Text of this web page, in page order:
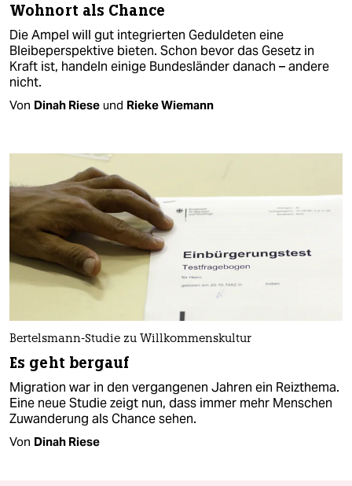
Wohnort als Chance
Die Ampel will gut integrierten Geduldeten eine
Bleibeperspektive bieten. Schon bevor das Gesetz in
Kraft ist, handeln einige Bundesländer danach – andere
nicht.
Von Dinah Riese und Rieke Wiemann
Bertelsmann-Studie zu Willkommenskultur
Es geht bergauf
Migration war in den vergangenen Jahren ein Reizthema.
Eine neue Studie zeigt nun, dass immer mehr Menschen
Zuwanderung als Chance sehen.
Von Dinah Riese